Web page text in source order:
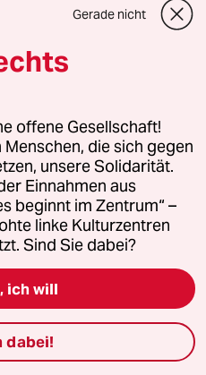
"Eigentum ist
... selbst liberalen
einleuchten ...."
pauschalisierender
eines
aus dem 19.
hilft sicherlich nicht
Verteilung von
Gerade nicht
offene Gesellschaft!
die sich gegen
unsere Solidarität.
Einnahmen aus
beginnt im Zentrum“ –
linke Kulturzentren
Sind Sie dabei?
ich will
dabei!